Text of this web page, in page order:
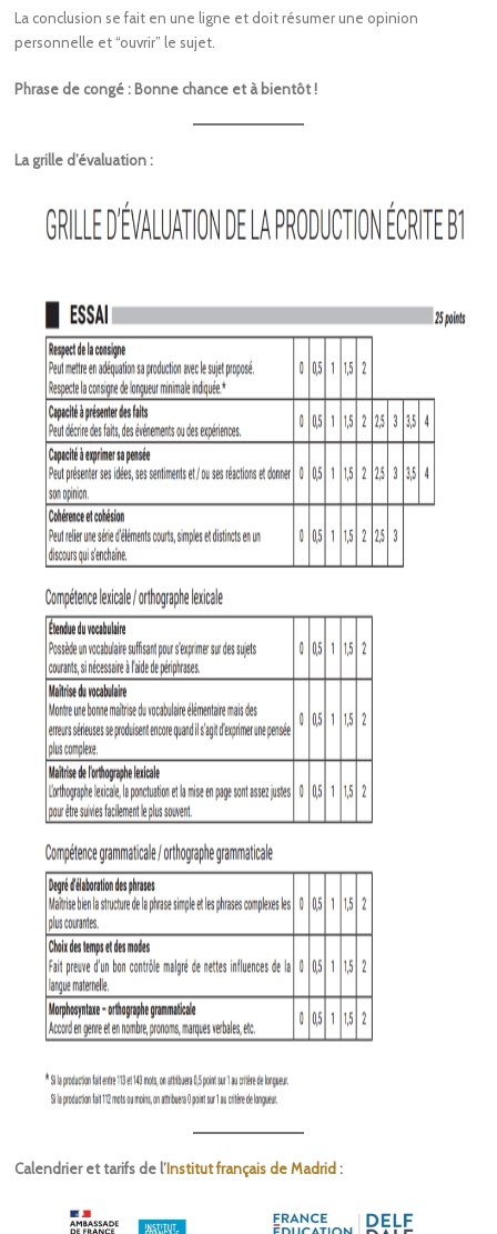
La conclusion se fait en une ligne et doit résumer une opinion
personnelle et “ouvrir” le sujet.
Phrase de congé : Bonne chance et à bientôt !
La grille d’évaluation :
Calendrier et tarifs de l’Institut français de Madrid :